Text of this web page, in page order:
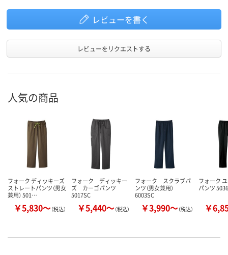
レビューを書く
レビューをリクエストする
人気の商品
フォーク ディッキーズ
ストレートパンツ（男女
兼用） 501…
￥5,830～（税込）
フォーク ディッキー
ズ カーゴパンツ
5017SC
￥5,440～（税込）
フォーク スクラブパ
ンツ（男女兼用）
6003SC
￥3,990～（税込）
フォーク
パンツ
￥